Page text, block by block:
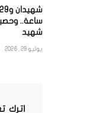
شهيد
يوليو 29, 2026
اترك